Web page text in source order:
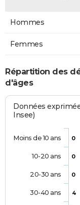
Hommes
Femmes
Répartition des
d'âges
Données
Insee)
0
0
0
4
Moins de 10 ans
10-20 ans
20-30 ans
30-40 ans